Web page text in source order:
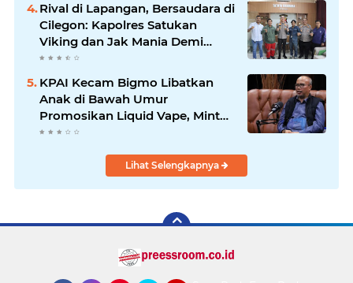
Rival di Lapangan, Bersaudara di
Cilegon: Kapolres Satukan
Viking dan Jak Mania Demi
Nobar Damai Piala Presiden
KPAI Kecam Bigmo Libatkan
Anak di Bawah Umur
Promosikan Liquid Vape, Minta
Aparat Bertindak Tegas
Lihat Selengkapnya